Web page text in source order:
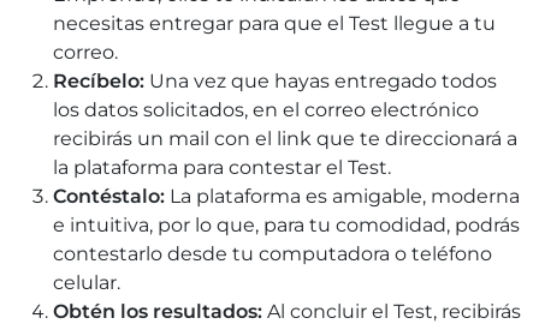
necesitas entregar para que el Test llegue a tu
correo.
Recíbelo: Una vez que hayas entregado todos
los datos solicitados, en el correo electrónico
recibirás un mail con el link que te direccionará a
la plataforma para contestar el Test.
Contéstalo: La plataforma es amigable, moderna
e intuitiva, por lo que, para tu comodidad, podrás
contestarlo desde tu computadora o teléfono
celular.
Obtén los resultados: Al concluir el Test, recibirás